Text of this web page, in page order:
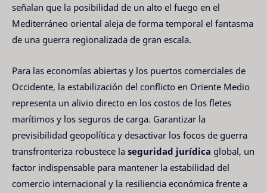
señalan que la posibilidad de un alto el fuego en el
Mediterráneo oriental aleja de forma temporal el fantasma
de una guerra regionalizada de gran escala.
Para las economías abiertas y los puertos comerciales de
Occidente, la estabilización del conflicto en Oriente Medio
representa un alivio directo en los costos de los fletes
marítimos y los seguros de carga. Garantizar la
previsibilidad geopolítica y desactivar los focos de guerra
transfronteriza robustece la seguridad jurídica global, un
factor indispensable para mantener la estabilidad del
comercio internacional y la resiliencia económica frente a